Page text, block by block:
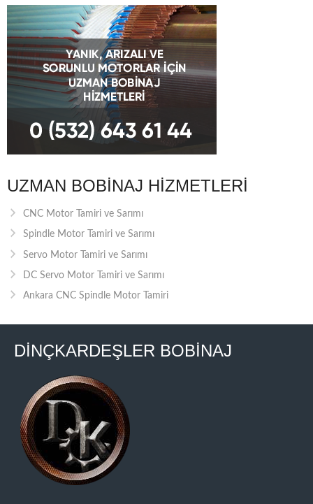
UZMAN BOBINAJ HIZMETLERI
CNC Motor Tamiri ve Sarımı
Spindle Motor Tamiri ve Sarımı
Servo Motor Tamiri ve Sarımı
DC Servo Motor Tamiri ve Sarımı
Ankara CNC Spindle Motor Tamiri
DİNÇKARDEŞLER BOBİNAJ